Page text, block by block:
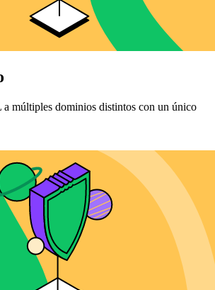
a múltiples dominios distintos con un único